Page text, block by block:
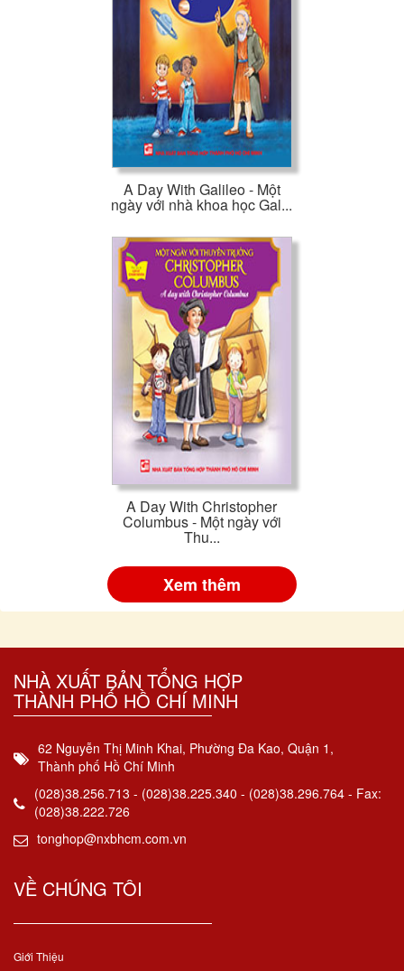
A Day With Galileo - Một
ngày với nhà khoa học Gal...
A Day With Christopher
Columbus - Một ngày với
Thu...
Xem thêm
NHÀ XUẤT BẢN TỔNG HỢP
THÀNH PHỐ HỒ CHÍ MINH
62 Nguyễn Thị Minh Khai, Phường Đa Kao, Quận 1,
Thành phố Hồ Chí Minh
(028)38.256.713 - (028)38.225.340 - (028)38.296.764 - Fax:
(028)38.222.726
tonghop@nxbhcm.com.vn
VỀ CHÚNG TÔI
Giới Thiệu